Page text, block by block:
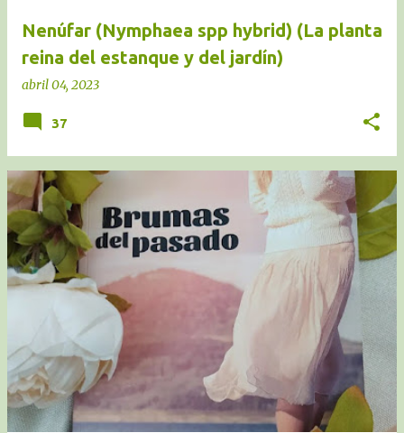
Nenúfar (Nymphaea spp hybrid) (La planta
reina del estanque y del jardín)
abril 04, 2023
37